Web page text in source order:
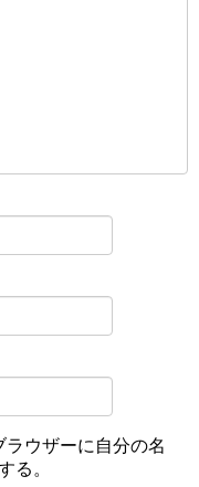
ウザーに自分の名
る。